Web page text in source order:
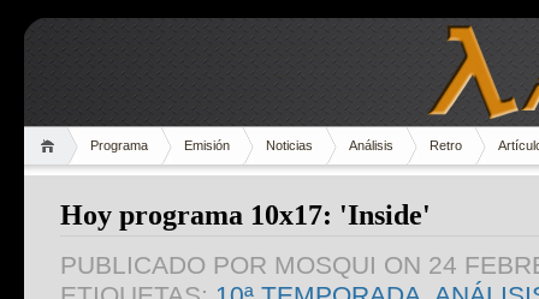
Programa Emisión Noticias Análisis Retro
Hoy programa 10x17: 'Inside'
PUBLICADO POR MOSQUI ON 24